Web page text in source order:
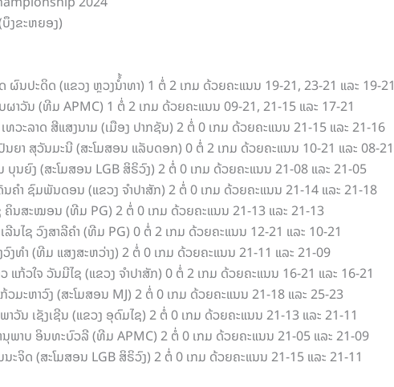
ງຂະຫຍອງ)
ນປະດິດ (ແຂວງ ຫຼວງນໍໍ້າທາ) 1 ຕໍ່ 2 ເກມ ດ້ວຍຄະແນນ 19-21, 23-21 ແລະ 19-21
ວັນ (ທີມ APMC) 1 ຕໍ່ 2 ເກມ ດ້ວຍຄະແນນ 09-21, 21-15 ແລະ 17-21
ະລາດ ສີແສງນາມ (ເມືອງ ປາກຊັນ) 2 ຕໍ່ 0 ເກມ ດ້ວຍຄະແນນ 21-15 ແລະ 21-16
າ ສຸວັນມະນີ (ສະໂມສອນ ແລັບດອກ) 0 ຕໍ່ 2 ເກມ ດ້ວຍຄະແນນ 10-21 ແລະ 08-21
ຍົງ (ສະໂມສອນ LGB ສິຣິວົງ) 2 ຕໍ່ 0 ເກມ ດ້ວຍຄະແນນ 21-08 ແລະ 21-05
ຄຳ ຊົມພັນດອນ (ແຂວງ ຈຳປາສັກ) 2 ຕໍ່ 0 ເກມ ດ້ວຍຄະແນນ 21-14 ແລະ 21-18
ນສະໝອນ (ທີມ PG) 2 ຕໍ່ 0 ເກມ ດ້ວຍຄະແນນ 21-13 ແລະ 21-13
ໄຊ ວົງສາລີຄຳ (ທີມ PG) 0 ຕໍ່ 2 ເກມ ດ້ວຍຄະແນນ 12-21 ແລະ 10-21
ທຳ (ທີມ ແສງສະຫວ່າງ) 2 ຕໍ່ 0 ເກມ ດ້ວຍຄະແນນ 21-11 ແລະ 21-09
ກ້ວໃຈ ວັນມີໄຊ (ແຂວງ ຈຳປາສັກ) 0 ຕໍ່ 2 ເກມ ດ້ວຍຄະແນນ 16-21 ແລະ 16-21
ຫາວົງ (ສະໂມສອນ MJ) 2 ຕໍ່ 0 ເກມ ດ້ວຍຄະແນນ 21-18 ແລະ 25-23
ນ ເຊັງເຊີນ (ແຂວງ ອຸດົມໄຊ) 2 ຕໍ່ 0 ເກມ ດ້ວຍຄະແນນ 21-13 ແລະ 21-11
ພາບ ອິນທະບົວລີ (ທີມ APMC) 2 ຕໍ່ 0 ເກມ ດ້ວຍຄະແນນ 21-05 ແລະ 21-09
ດ (ສະໂມສອນ LGB ສິຣິວົງ) 2 ຕໍ່ 0 ເກມ ດ້ວຍຄະແນນ 21-15 ແລະ 21-11